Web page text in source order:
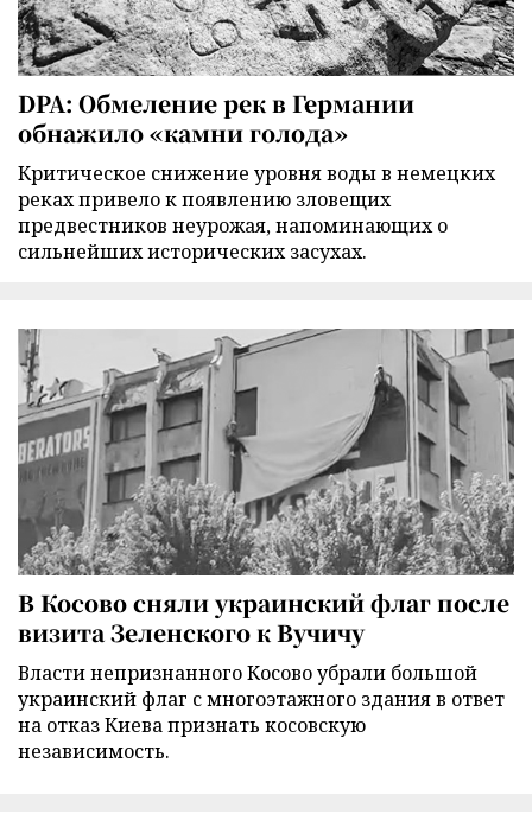
DPA: Обмеление рек в Германии
обнажило «камни голода»
Критическое снижение уровня воды в немецких
реках привело к появлению зловещих
предвестников неурожая, напоминающих о
сильнейших исторических засухах.
В Косово сняли украинский флаг после
визита Зеленского к Вучичу
Власти непризнанного Косово убрали большой
украинский флаг с многоэтажного здания в ответ
на отказ Киева признать косовскую
независимость.